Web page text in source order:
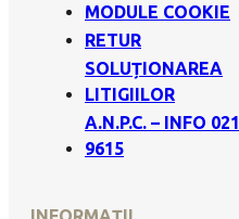
MODULE COOKIE
RETUR
SOLUȚIONAREA
LITIGIILOR
A.N.P.C. – INFO 021
9615